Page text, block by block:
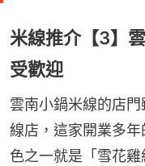
米線推介【3】
受歡迎
雲南小鍋米線的店
線店，這家開業多
色之一就是「雪花